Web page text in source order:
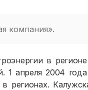
компания».
в
1 апреля 2004
регионах.